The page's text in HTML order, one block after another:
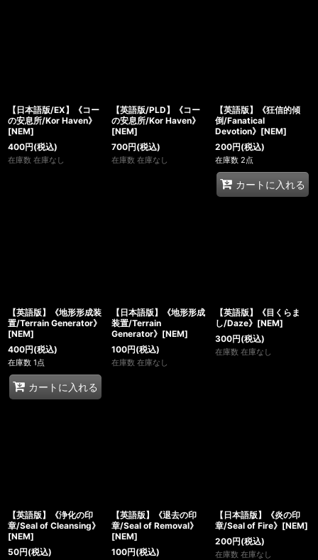
【日本語版/EX】《コー
の安息所/Kor Haven》
[NEM]
400円(税込)
在庫数 在庫なし
【英語版/PLD】《コー
の安息所/Kor Haven》
[NEM]
700円(税込)
在庫数 在庫なし
【英語版】《狂信的傾
倒/Fanatical
Devotion》[NEM]
200円(税込)
在庫数 2点
カートに入れる
【英語版】《地形形成装
置/Terrain Generator》
[NEM]
400円(税込)
在庫数 1点
カートに入れる
【日本語版】《地形形成
装置/Terrain
Generator》[NEM]
100円(税込)
在庫数 在庫なし
【英語版】《目くらま
し/Daze》[NEM]
300円(税込)
在庫数 在庫なし
【英語版】《浄化の印
章/Seal of Cleansing》
[NEM]
50円(税込)
【英語版】《退去の印
章/Seal of Removal》
[NEM]
100円(税込)
【日本語版】《炎の印
章/Seal of Fire》[NEM]
200円(税込)
在庫数 在庫なし